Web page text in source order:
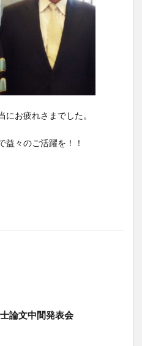
にお疲れさまでした。
益々のご活躍を！！
論文中間発表会